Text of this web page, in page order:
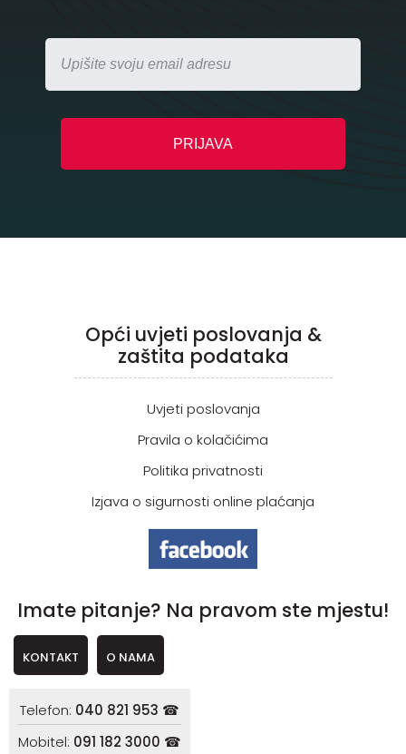
Opći uvjeti poslovanja &
zaštita podataka
Uvjeti poslovanja
Pravila o kolačićima
Politika privatnosti
Izjava o sigurnosti online plaćanja
Imate pitanje? Na pravom ste mjestu!
KONTAKT O NAMA
Telefon: 040 821 953 ☎
Mobitel: 091 182 3000 ☎